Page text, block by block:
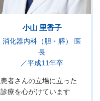
小山 里香子
消化器内科（胆・膵） 医
長
／平成11年卒
患者さんの立場に立った
診療を心がけています